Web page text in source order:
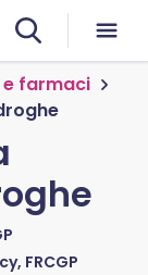
farmaci
FRCGP